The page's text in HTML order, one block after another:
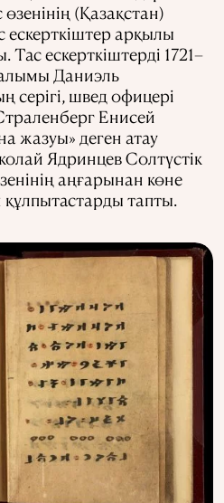
(Қазақстан)
арқылы
Тас ескерткіштерді 1721–
Даниэль
швед офицері
Енисей
жазуы» деген атау
Ядринцев Солтүстік
аңғарынан көне
құлпытастарды тапты.